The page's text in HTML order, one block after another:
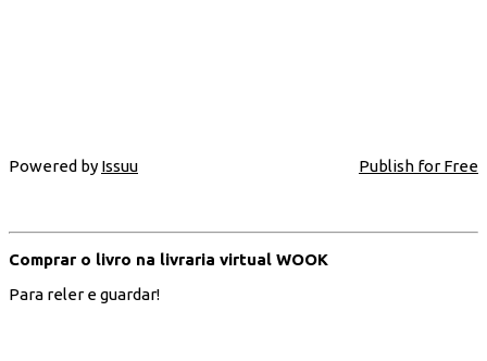
Powered by Issuu Publish for Free
Comprar o livro na livraria virtual WOOK
Para reler e guardar!